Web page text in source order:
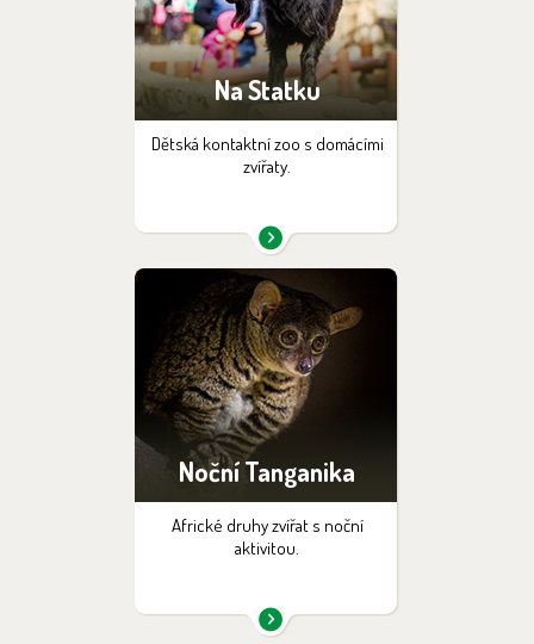
Na Statku
Dětská kontaktní zoo s domácími
zvířaty.
Noční Tanganika
Africké druhy zvířat s noční
aktivitou.